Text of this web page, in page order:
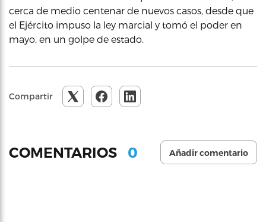
cerca de medio centenar de nuevos casos, desde que
el Ejército impuso la ley marcial y tomó el poder en
mayo, en un golpe de estado.
Compartir
COMENTARIOS 0 Añadir comentario